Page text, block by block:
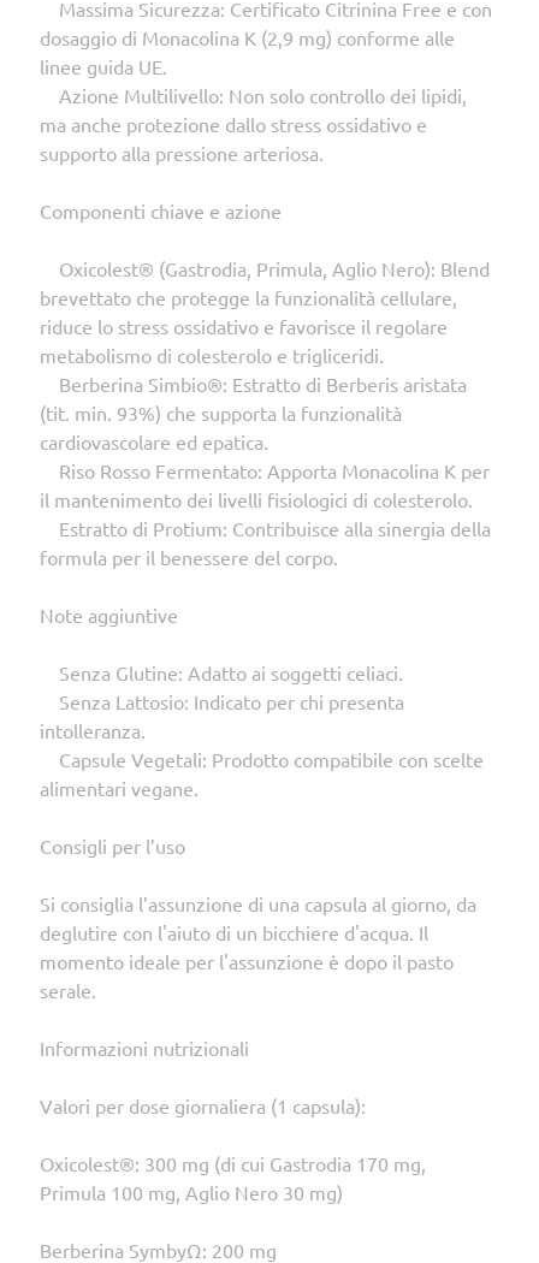
Massima Sicurezza: Certificato Citrinina Free e con
dosaggio di Monacolina K (2,9 mg) conforme alle
linee guida UE.
Azione Multilivello: Non solo controllo dei lipidi,
ma anche protezione dallo stress ossidativo e
supporto alla pressione arteriosa.
Componenti chiave e azione
Oxicolest® (Gastrodia, Primula, Aglio Nero): Blend
brevettato che protegge la funzionalità cellulare,
riduce lo stress ossidativo e favorisce il regolare
metabolismo di colesterolo e trigliceridi.
Berberina Simbio®: Estratto di Berberis aristata
(tit. min. 93%) che supporta la funzionalità
cardiovascolare ed epatica.
Riso Rosso Fermentato: Apporta Monacolina K per
il mantenimento dei livelli fisiologici di colesterolo.
Estratto di Protium: Contribuisce alla sinergia della
formula per il benessere del corpo.
Note aggiuntive
Senza Glutine: Adatto ai soggetti celiaci.
Senza Lattosio: Indicato per chi presenta
intolleranza.
Capsule Vegetali: Prodotto compatibile con scelte
alimentari vegane.
Consigli per l’uso
Si consiglia l’assunzione di una capsula al giorno, da
deglutire con l'aiuto di un bicchiere d'acqua. Il
momento ideale per l'assunzione è dopo il pasto
serale.
Informazioni nutrizionali
Valori per dose giornaliera (1 capsula):
Oxicolest®: 300 mg (di cui Gastrodia 170 mg,
Primula 100 mg, Aglio Nero 30 mg)
Berberina SymbyΩ: 200 mg